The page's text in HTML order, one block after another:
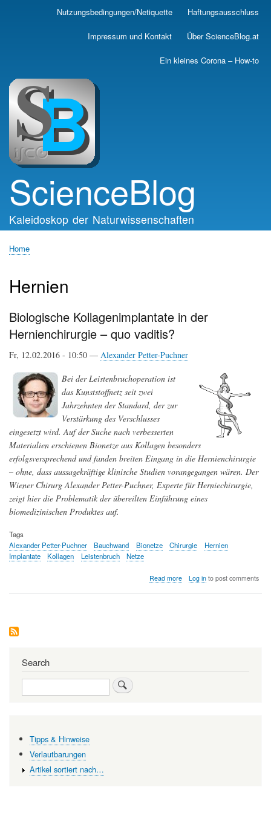
Skip
main
Nutzungsbedingungen/Netiquette Haftungsausschluss
Impressum und Kontakt Über ScienceBlog.at
Ein kleines Corona – How-to
ScienceBlog
Kaleidoskop der Naturwissenschaften
Home
Hernien
Biologische Kollagenimplantate in der
Hernienchirurgie – quo vaditis?
Fr, 12.02.2016 - 10:50 — Alexander Petter-Puchner
Bei der Leistenbruchoperation ist
das Kunststoffnetz seit zwei
Jahrzehnten der Standard, der zur
Verstärkung des Verschlusses
eingesetzt wird. Auf der Suche nach verbesserten
Materialien erschienen Bionetze aus Kollagen besonders
erfolgsversprechend und fanden breiten Eingang in die Hernienchirurgie
– ohne, dass aussagekräftige klinische Studien vorangegangen wären. Der
Wiener Chirurg Alexander Petter-Puchner, Experte für Herniechirurgie,
zeigt hier die Problematik der übereilten Einführung eines
biomedizinischen Produktes auf.
Tags
Alexander Petter-Puchner
Bauchwand Bionetze Chirurgie
Hernien
Implantate
Kollagen Leistenbruch Netze
Read moreabout
Log into post comments
Search
Search
Tipps & Hinweise
Verlautbarungen
Artikel sortiert nach…